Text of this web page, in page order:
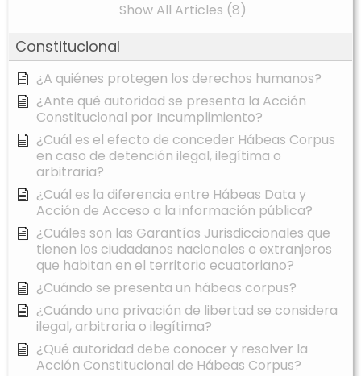
Show All Articles (8)
Constitucional
¿A quiénes protegen los derechos humanos?
¿Ante qué autoridad se presenta la Acción
Constitucional por Incumplimiento?
¿Cuál es el efecto de conceder Hábeas Corpus
en caso de detención ilegal, ilegítima o
arbitraria?
¿Cuál es la diferencia entre Hábeas Data y
Acción de Acceso a la información pública?
¿Cuáles son las Garantías Jurisdiccionales que
tienen los ciudadanos nacionales o extranjeros
que habitan en el territorio ecuatoriano?
¿Cuándo se presenta un hábeas corpus?
¿Cuándo una privación de libertad se considera
ilegal, arbitraria o ilegítima?
¿Qué autoridad debe conocer y resolver la
Acción Constitucional de Hábeas Corpus?